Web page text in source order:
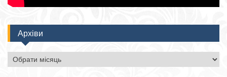
Архіви
Архіви